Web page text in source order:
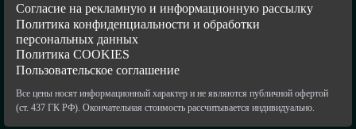
Согласие на рекламную и информационную рассылку
Политика конфиденциальности и обработки
персональных данных
Политика COOKIES
Пользовательское соглашение
Все цены носят информационный характер и не являются публичной офертой
(ст. 437 ГК РФ). Окончательная стоимость рассчитывается индивидуально.